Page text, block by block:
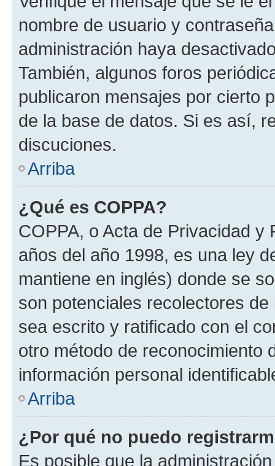
nombre de usuario y
administración haya
También, algunos foros
publicaron mensajes por cierto
de la base de datos. Si es así,
discuciones.
Arriba
¿Qué es COPPA?
COPPA, o Acta de Privacidad
años del año 1998, es una ley
mantiene en inglés) donde se
son potenciales recolectores
sea escrito y ratificado con el
otro método de reconocimiento
información personal
Arriba
¿Por qué no puedo
Es posible que la